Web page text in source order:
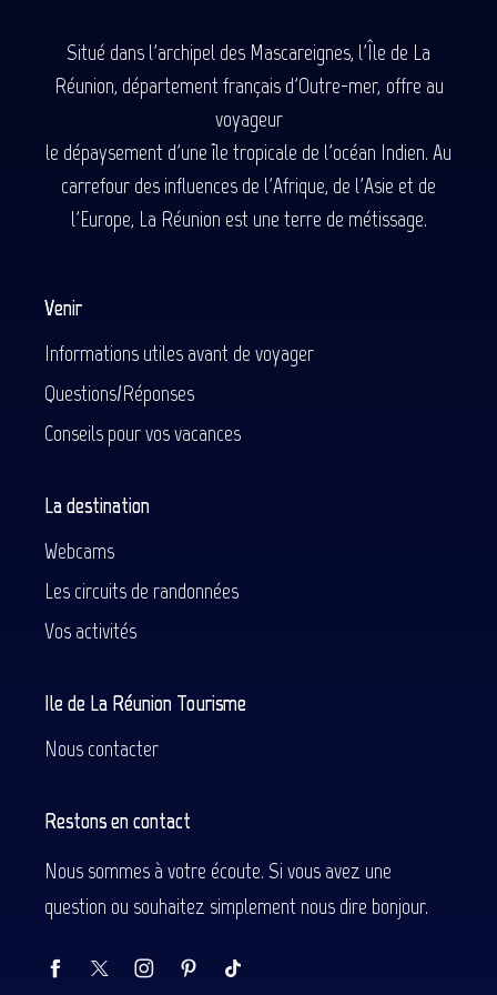
Situé dans l'archipel des Mascareignes, l'Île de La
Réunion, département français d'Outre-mer, offre au
voyageur
le dépaysement d'une île tropicale de l'océan Indien. Au
carrefour des influences de l'Afrique, de l'Asie et de
l'Europe, La Réunion est une terre de métissage.
Venir
Informations utiles avant de voyager
Questions/Réponses
Conseils pour vos vacances
La destination
Webcams
Les circuits de randonnées
Vos activités
Ile de La Réunion Tourisme
Nous contacter
Restons en contact
Nous sommes à votre écoute. Si vous avez une
question ou souhaitez simplement nous dire bonjour.